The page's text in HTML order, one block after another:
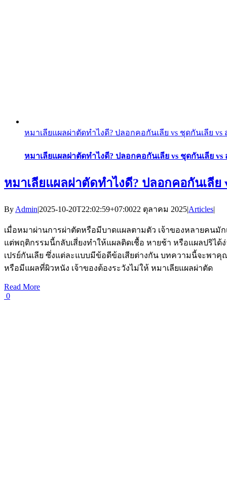
หมาเลียแผลผ่าตัดทำไงดี? ปลอกคอกันเลีย vs ชุดกันเลีย
หมาเลียแผลผ่าตัดทำไงดี? ปลอกคอกันเลีย vs ชุดกันเลีย
หมาเลียแผลผ่าตัดทำไงดี? ปลอกคอกันเลีย
By Admin|2025-10-20T22:02:59+07:0022 ตุลาคม 2025|Articles|
เมื่อหมาผ่านการผ่าตัดหรือมีบาดแผลตามตัว เจ้าของหลายคน
แต่พฤติกรรมนี้กลับเสี่ยงทำให้แผลติดเชื้อ หายช้า หรือแผลปริไ
เปรย์กันเลีย ซึ่งแต่ละแบบมีข้อดีข้อเสียต่างกัน บทความนี้จะพา
หรือมีแผลที่ผิวหนัง เจ้าของต้องระวังไม่ให้ หมาเลียแผลผ่าตัด
Read More
0